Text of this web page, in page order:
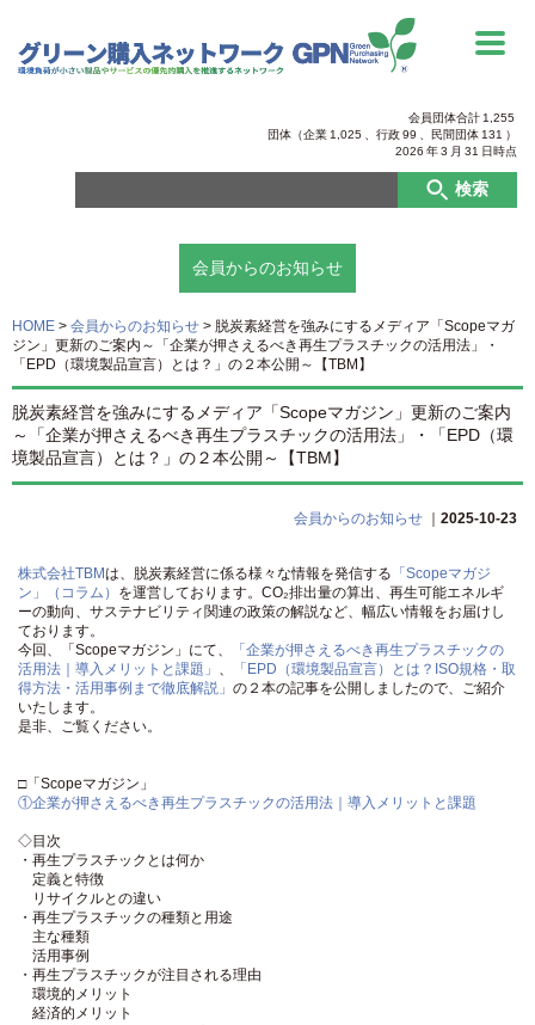
会員団体合計 1,255
団体（企業 1,025 、行政99 民間団体 131 ）
2026 年3 月 31 日時点
検索
会員からのお知らせ
HOME > 会員からのお知らせ > 脱炭素経営を強みにするメディア「Scopeマガ
ジン」更新のご案内～「企業が押さえるべき再生プラスチックの活用法」・
「EPD（環境製品宣言）とは？」の２本公開～【TBM】
脱炭素経営を強みにするメディア「Scopeマガジン」更新のご案内
～「企業が押さえるべき再生プラスチックの活用法」・「EPD（環
境製品宣言）とは？」の２本公開～【TBM】
会員からのお知らせ ｜ 2025-10-23
株式会社TBMは、脱炭素経営に係る様々な情報を発信する 「Scopeマガジ
ン」（コラム） を運営しております。CO₂排出量の算出、再生可能エネルギ
ーの動向、サステナビリティ関連の政策の解説など、幅広い情報をお届けし
ております。
今回、「Scopeマガジン」にて、
「企業が押さえるべき再生プラスチックの
活用法｜導入メリットと課題」 、
「EPD（環境製品宣言）とは？ISO規格・取
得方法・活用事例まで徹底解説」 の２本の記事を公開しましたので、ご紹介
いたします。
是非、ご覧ください。
□「Scopeマガジン」
①企業が押さえるべき再生プラスチックの活用法｜導入メリットと課題
◇目次
・再生プラスチックとは何か
定義と特徴
リサイクルとの違い
・再生プラスチックの種類と用途
主な種類
活用事例
・再生プラスチックが注目される理由
環境的メリット
経済的メリット